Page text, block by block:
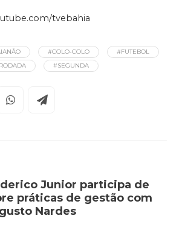
tvebahia
#COLO-COLO
#FUTEBOL
#SEGUNDA
Junior participa de
práticas de gestão com
Nardes